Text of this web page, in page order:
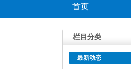
首页
栏目分类
最新动态